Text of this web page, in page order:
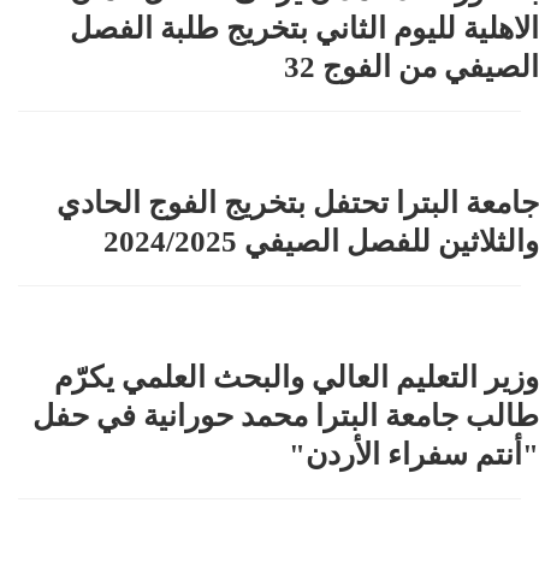
الاهلية لليوم الثاني بتخريج طلبة الفصل
الصيفي من الفوج 32
جامعة البترا تحتفل بتخريج الفوج الحادي
والثلاثين للفصل الصيفي 2024/2025
وزير التعليم العالي والبحث العلمي يكرّم
طالب جامعة البترا محمد حورانية في حفل
"أنتم سفراء الأردن"